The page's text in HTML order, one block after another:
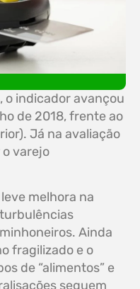
o indicador avançou
de 2018, frente ao
Já na avaliação
varejo
melhora na
Ainda
fragilizado e o
de “alimentos” e
seguem